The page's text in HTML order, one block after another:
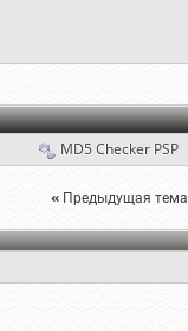
MD5 Checker PSP
« Предыдущая тема